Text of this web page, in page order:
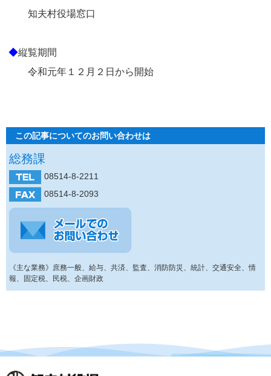
知夫村役場窓口
◆縦覧期間
令和元年１２月２日から開始
この記事についてのお問い合わせは
総務課
08514-8-2211
08514-8-2093
《主な業務》庶務一般、給与、共済、監査、消防防災、統計、交通安全、情
報、固定税、民税、企画財政